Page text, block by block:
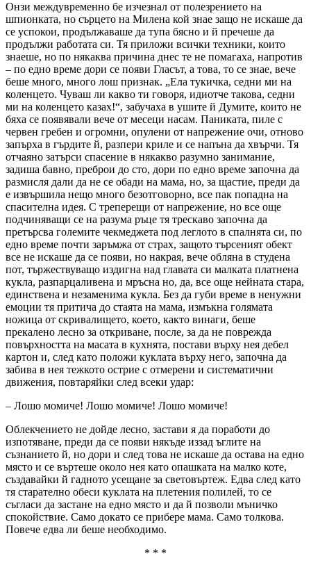
Онзи междувременно бе изчезнал от полезрението на
шпионката, но сърцето на Милена кой знае защо не искаше да
се успокои, продължаваше да тупа бясно и й пре­чеше да
продължи работата си. Тя приложи всички техники, които
знаеше, но по ня­каква причина днес те не помагаха, напротив
– по едно време дори се появи Гласът, а това, то се знае, вече
беше много, много лош признак. „Ела тукичка, седни ми на
ко­ленцето. Чуваш ли какво ти говоря, идиотче такова, седни
ми на коленцето казах!“, забучаха в ушите й Думите, които не
бяха се появявали вече от месеци насам. Паниката, пиле с
червен гребен и огромни, опулени от напрежение очи, отново
запърха в гърдите й, разпери криле и се напъна да хвърчи. Тя
отчаяно затърси спасение в някакво разумно занимание,
задиша бавно, преброи до сто, дори по едно време започна да
размисля дали да не се обади на мама, но, за щастие, преди да
е извършила нещо много безотговорно, все пак попадна на
спасителна идея. С треперещи от напрежение, но все още
подчиняващи се на разума ръце тя трескаво започна да
претърсва големите чекмеджета под леглото в спалнята си, по
едно време почти заръмжа от страх, защото търсеният обект
все не искаше да се появи, но накрая, вече обляна в студена
пот, тържествуващо издигна над главата си малката платнена
кукла, разпарцаливена и мръсна но, да, все още нейната стара,
единствена и незаменима кукла. Без да губи време в ненужни
емоции тя притича до стаята на мама, измъкна голямата
ножица от скривалището, което, както винаги, беше
прекалено лесно за откриване, после, за да не поврежда
повърхността на масата в кухнята, постави върху нея дебел
картон и, след като положи куклата върху него, започна да
забива в нея тежкото острие с отмерени и систематични
движения, повтаряйки след всеки удар:
– Лошо момиче! Лошо момиче! Лошо момиче!
Облекчението не дойде лесно, застави я да поработи до
изпотяване, преди да се появи някъде иззад ъглите на
съзнанието й, но дори и след това не искаше да остава на едно
място и се въртеше около нея като опашката на малко коте,
създавайки й гадното усещане за световъртеж. Едва след като
тя старателно обеси куклата на плетения полилей, то се
съгласи да застане на едно място и да й позволи мъничко
спокойствие. Само докато се прибере мама. Само толкова.
Повече едва ли беше необходимо.
* * *